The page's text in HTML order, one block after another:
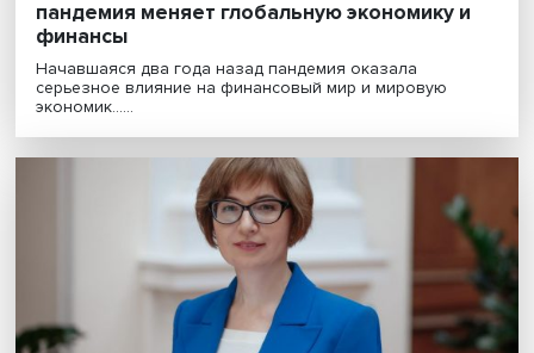
пандемия меняет глобальную экономику
Начавшаяся два года назад пандемия оказала
серьезное влияние на финансовый мир и мировую
экономик......